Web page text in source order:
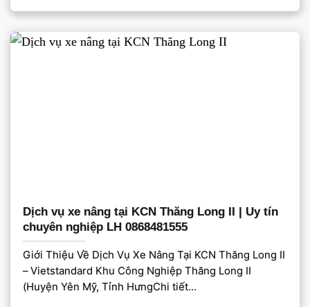
Dịch vụ xe nâng tại KCN Thăng Long II | Uy tín
chuyên nghiệp LH 0868481555
Giới Thiệu Về Dịch Vụ Xe Nâng Tại KCN Thăng Long II
– Vietstandard Khu Công Nghiệp Thăng Long II
(Huyện Yên Mỹ, Tỉnh HưngChi tiết...